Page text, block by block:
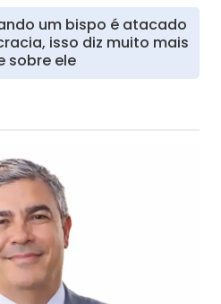
um bispo é atacado
isso diz muito mais
sobre ele